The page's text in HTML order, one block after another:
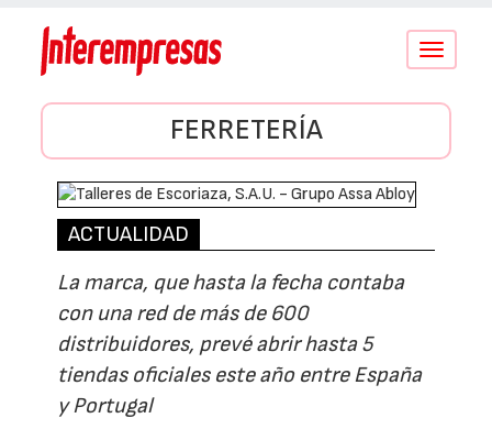
Conmutar
FERRETERÍA
ACTUALIDAD
La marca, que hasta la fecha contaba
con una red de más de 600
distribuidores, prevé abrir hasta 5
tiendas oficiales este año entre España
y Portugal